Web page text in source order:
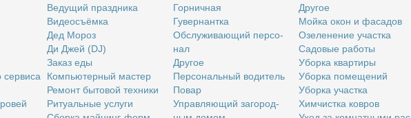
сер­ви­са
Ве­ду­щий празд­ни­ка
Ви­део­съём­ка
Дед Мо­роз
Ди Джей (DJ)
За­каз еды
Ком­пью­тер­ный ма­стер
Ре­монт бы­то­вой тех­ни­ки
Ри­ту­аль­ные услу­ги
Гор­нич­ная
Гу­вер­нант­ка
Об­слу­жи­ва­ю­щий пер­со­
нал
Дру­гое
Пер­со­наль­ный во­ди­тель
По­вар
Управ­ля­ю­щий за­го­род­
Дру­гое
Мой­ка окон и фа­са­дов
Озе­ле­не­ние участ­ка
Са­до­вые ра­бо­ты
Убор­ка квар­ти­ры
Убор­ка по­ме­ще­ний
Убор­ка участ­ка
Хим­чист­ка ков­ров